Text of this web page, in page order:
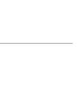
munnar